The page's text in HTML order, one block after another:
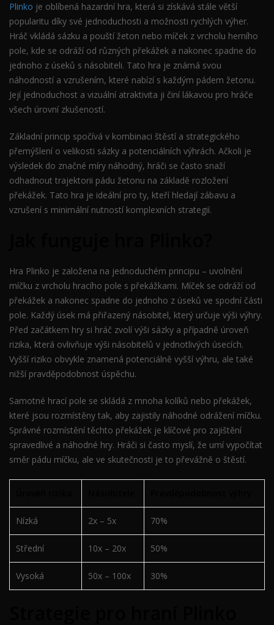
Plinko je oblíbená hazardní hra, která si získává stále větší
popularitu díky své jednoduchosti a možnosti rychlých výher.
Hráč vkládá sázku a pouští žeton nebo míček z vrcholu herního
pole, kde se odráží od různých překážek a nakonec spadne do
jednoho z úseků s násobiteli. Tato hra je známá svou
náhodností a vzrušením, které nabízí s každým pádem žetonu.
Její jednoduchost a vizuální atraktivita ji činí lákavou pro hráče
všech úrovní zkušeností.
Základní princip spočívá v kombinaci štěstí a strategického
přemýšlení o velikosti sázky a potenciálních výhrách. Ačkoli je
výsledek do značné míry náhodný, hráči se často snaží
odhadnout trajektorii pádu žetonu na základě rozložení
překážek. Tato hra je ideální pro ty, kteří hledají zábavu a
vzrušení s minimální nutností komplexních strategií.
Hra Plinko je založena na jednoduchém principu – uvolnění
míčku z vrcholu hracího pole s překážkami. Míček se odráží od
překážek a nakonec spadne do jednoho z úseků ve spodní části
pole. Každý úsek má přiřazený násobitel, který určuje výši výhry.
Před začátkem hry si hráč zvolí výši sázky a případně úroveň
rizika, která ovlivňuje výši násobitelů v jednotlivých úsecích.
Vyšší riziko obvykle znamená potenciálně vyšší výhru, ale také
nižší pravděpodobnost úspěchu.
Samotné hrací pole se skládá z mnoha kolíků nebo překážek,
které jsou rozmístěny tak, aby zajistily náhodné odrážení míčku.
Správné rozmístění těchto překážek je klíčové pro zajištění
spravedlivé a náhodné hry. Hráči si často myslí, že umí vypočítat
směr pádu míčku, ale ve skutečnosti je to převážně o štěstí.
Nízká 2x – 5x 70%
Střední 10x – 20x 50%
Vysoká 50x – 100x 30%